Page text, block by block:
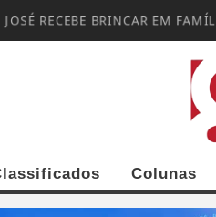
JOSÉ RECEBE BRINCAR EM
Colunas